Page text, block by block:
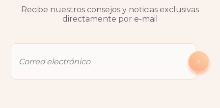
Recibe nuestros consejos y noticias exclusivas
directamente por e-mail